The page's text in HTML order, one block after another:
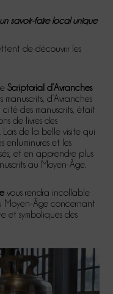
savoir-faire local unique
de découvrir les
Scriptorial d’Avranches
d’Avranches
des manuscrits, était
de livres des
Lors de la belle visite qui
enluminures et les
et en apprendre plus
au Moyen-Âge.
vous rendra incollable
Moyen-Âge concernant
et symboliques des